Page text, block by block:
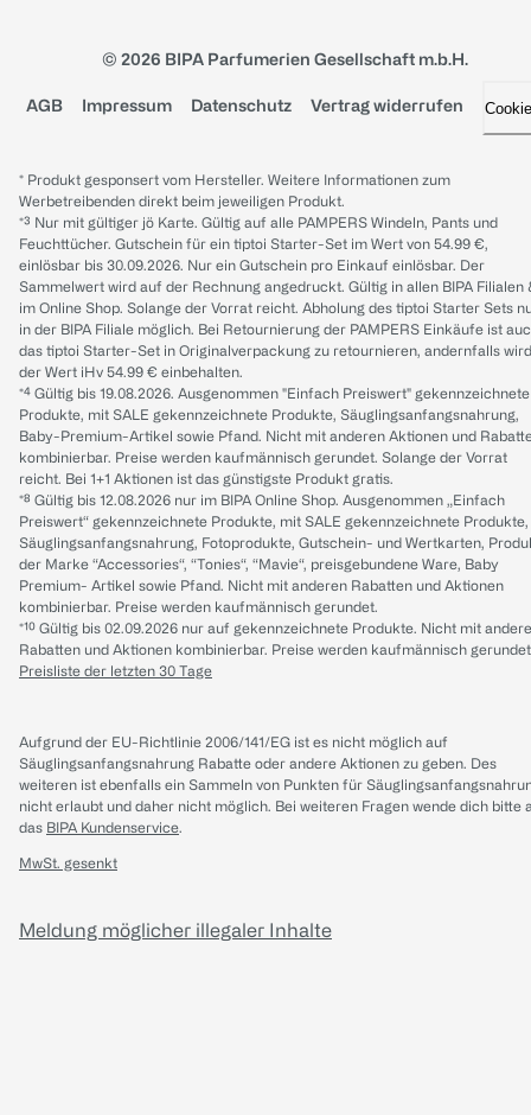
© 2026 BIPA Parfumerien Gesellschaft m.b.H.
AGB Impressum Datenschutz Vertrag widerrufen
* Produkt gesponsert vom Hersteller. Weitere Informationen zum
Werbetreibenden direkt beim jeweiligen Produkt.
*³ Nur mit gültiger jö Karte. Gültig auf alle PAMPERS Windeln, Pants und
Feuchttücher. Gutschein für ein tiptoi Starter-Set im Wert von 54.99 €,
einlösbar bis 30.09.2026. Nur ein Gutschein pro Einkauf einlösbar. Der
Sammelwert wird auf der Rechnung angedruckt. Gültig in allen BIPA Filialen
im Online Shop. Solange der Vorrat reicht. Abholung des tiptoi Starter Sets
in der BIPA Filiale möglich. Bei Retournierung der PAMPERS Einkäufe ist
das tiptoi Starter-Set in Originalverpackung zu retournieren, andernfalls wird
der Wert iHv 54.99 € einbehalten.
*⁴ Gültig bis 19.08.2026. Ausgenommen "Einfach Preiswert" gekennzeichnete
Produkte, mit SALE gekennzeichnete Produkte, Säuglingsanfangsnahrung,
Baby-Premium-Artikel sowie Pfand. Nicht mit anderen Aktionen und
kombinierbar. Preise werden kaufmännisch gerundet. Solange der Vorrat
reicht. Bei 1+1 Aktionen ist das günstigste Produkt gratis.
*⁸ Gültig bis 12.08.2026 nur im BIPA Online Shop. Ausgenommen „Einfach
Preiswert“ gekennzeichnete Produkte, mit SALE gekennzeichnete Produkte,
Säuglingsanfangsnahrung, Fotoprodukte, Gutschein- und Wertkarten,
der Marke “Accessories“, “Tonies“, “Mavie“, preisgebundene Ware, Baby
Premium- Artikel sowie Pfand. Nicht mit anderen Rabatten und Aktionen
kombinierbar. Preise werden kaufmännisch gerundet.
*¹⁰ Gültig bis 02.09.2026 nur auf gekennzeichnete Produkte. Nicht mit
Rabatten und Aktionen kombinierbar. Preise werden kaufmännisch
Preisliste der letzten 30 Tage
Aufgrund der EU-Richtlinie 2006/141/EG ist es nicht möglich auf
Säuglingsanfangsnahrung Rabatte oder andere Aktionen zu geben. Des
weiteren ist ebenfalls ein Sammeln von Punkten für
nicht erlaubt und daher nicht möglich. Bei weiteren Fragen wende dich bitte
das BIPA Kundenservice.
MwSt. gesenkt
Meldung möglicher illegaler Inhalte